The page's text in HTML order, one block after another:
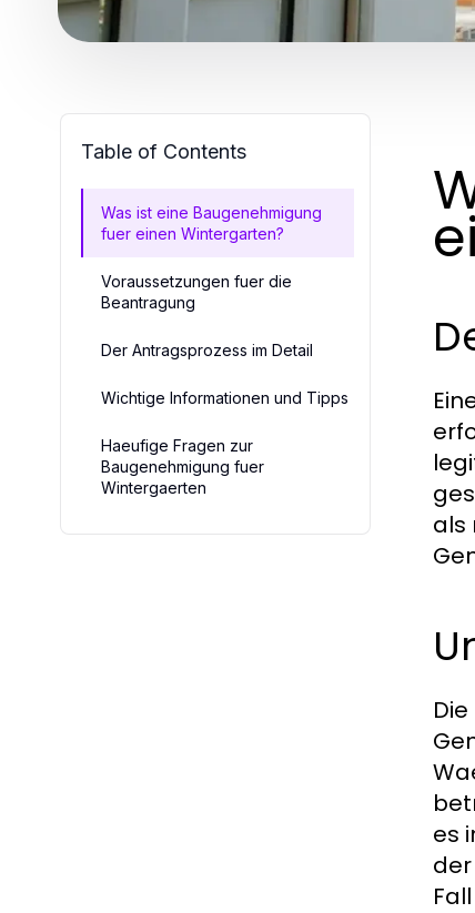
Table of Contents
Was ist eine Baugenehmigung
fuer einen Wintergarten?
Voraussetzungen fuer die
Beantragung
Der Antragsprozess im Detail
Wichtige Informationen und Tipps
Haeufige Fragen zur
Baugenehmigung fuer
Wintergaerten
als
es